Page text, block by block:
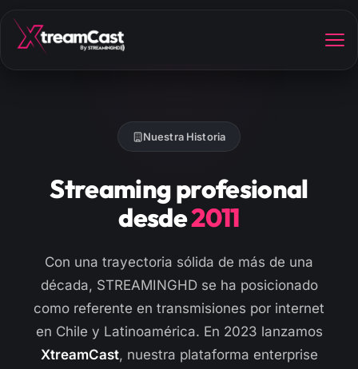
Nuestra Historia
Streaming profesional
desde2011
Con una trayectoria sólida de más de una
década, STREAMINGHD se ha posicionado
como referente en transmisiones por internet
en Chile y Latinoamérica. En 2023 lanzamos
XtreamCast, nuestra plataforma enterprise